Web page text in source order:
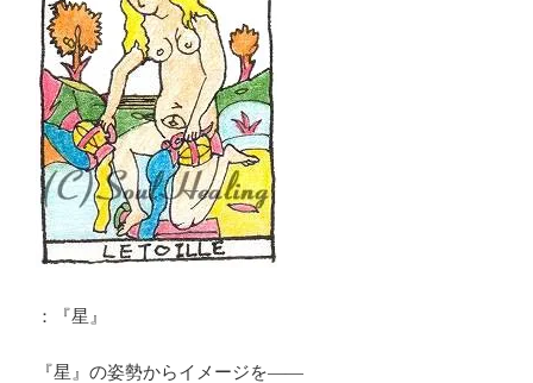
：『星』
『星』の姿勢からイメージを――